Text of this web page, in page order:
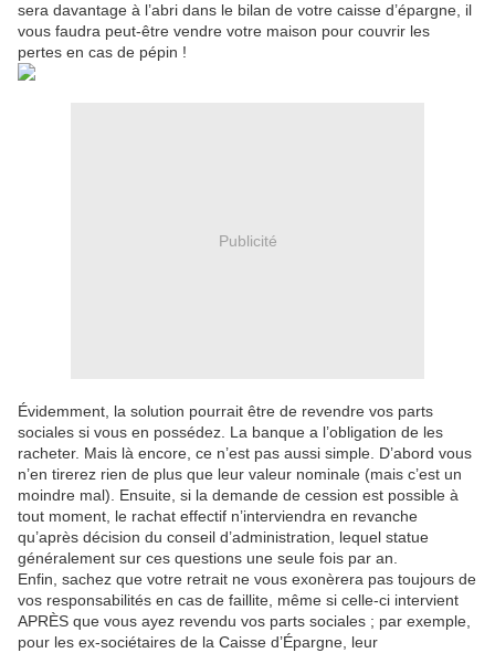
sera davantage à l’abri dans le bilan de votre caisse d’épargne, il
vous faudra peut-être vendre votre maison pour couvrir les
pertes en cas de pépin !
Publicité
Évidemment, la solution pourrait être de revendre vos parts
sociales si vous en possédez. La banque a l’obligation de les
racheter. Mais là encore, ce n’est pas aussi simple. D’abord vous
n’en tirerez rien de plus que leur valeur nominale (mais c’est un
moindre mal). Ensuite, si la demande de cession est possible à
tout moment, le rachat effectif n’interviendra en revanche
qu’après décision du conseil d’administration, lequel statue
généralement sur ces questions une seule fois par an.
Enfin, sachez que votre retrait ne vous exonèrera pas toujours de
vos responsabilités en cas de faillite, même si celle-ci intervient
APRÈS que vous ayez revendu vos parts sociales ; par exemple,
pour les ex-sociétaires de la Caisse d’Épargne, leur